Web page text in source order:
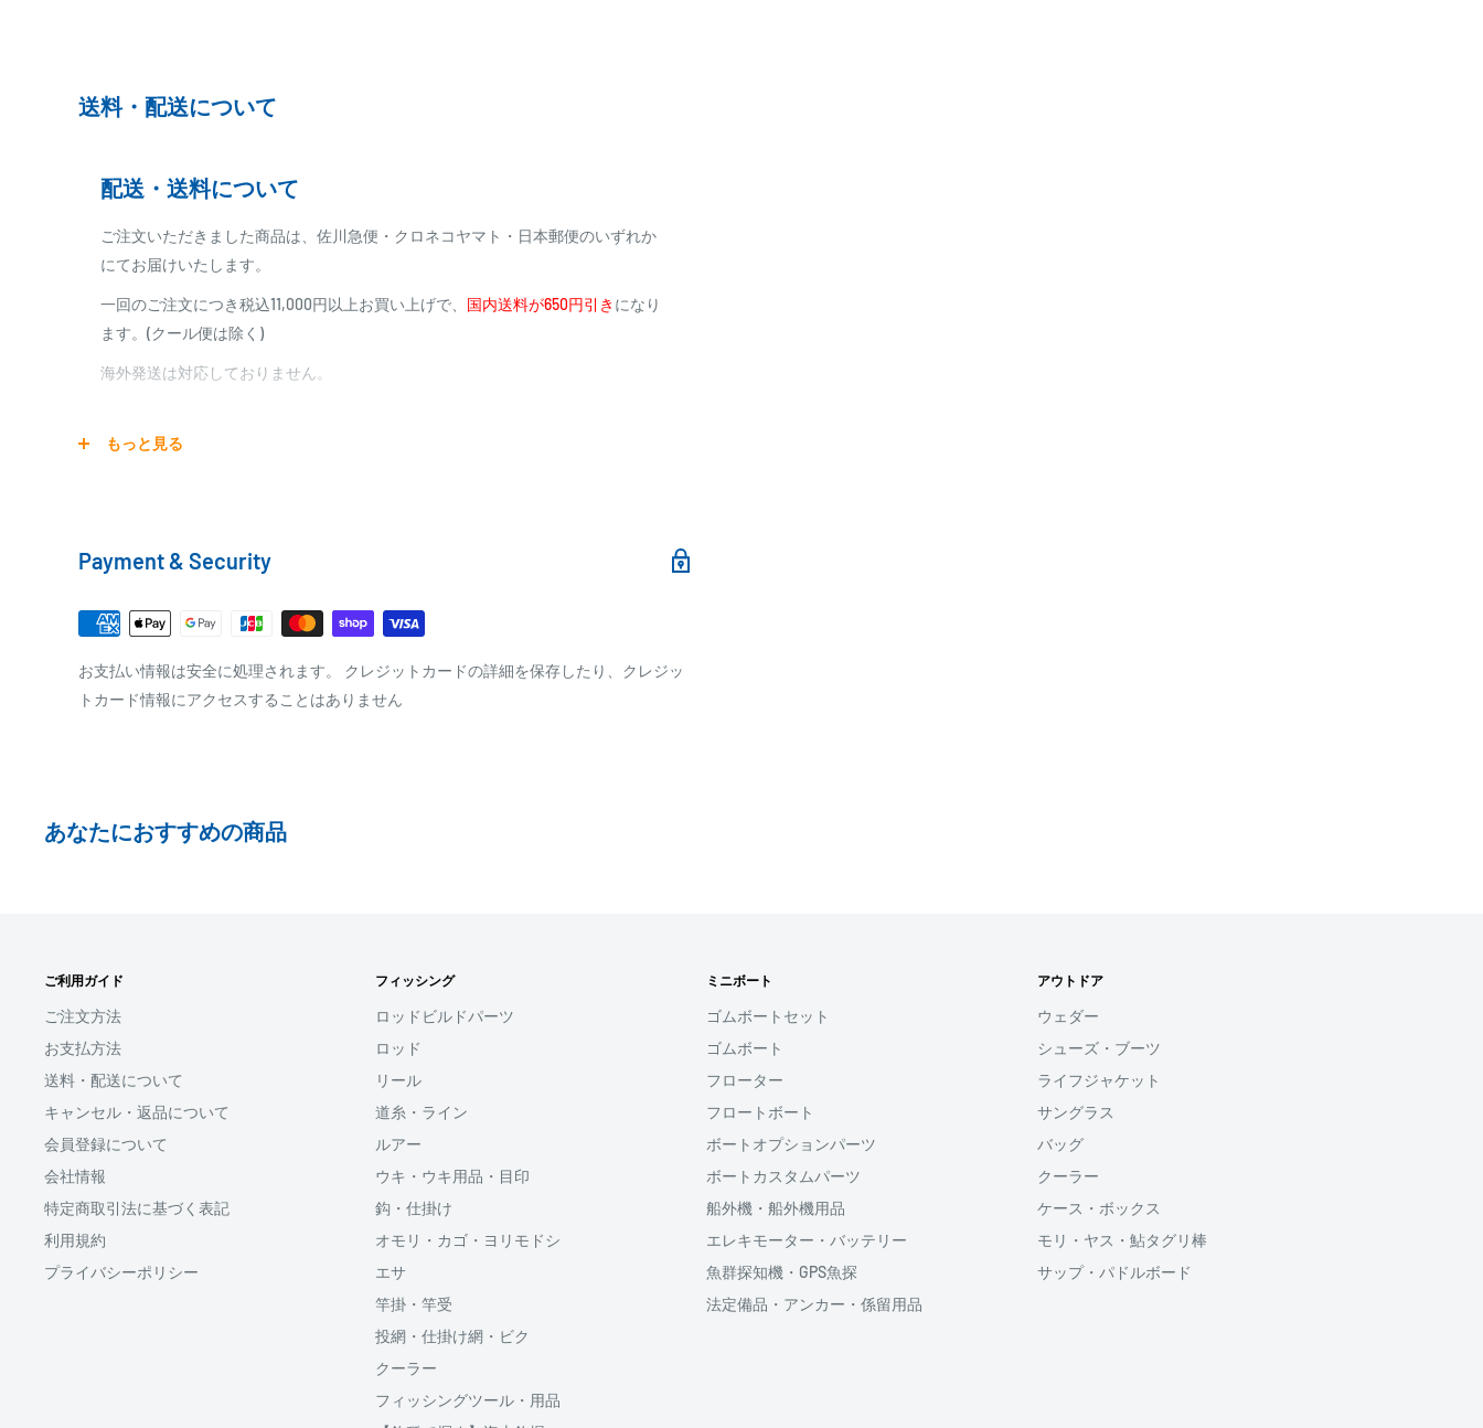
※商品代金に代引手数料(消費税込み)が加算されます
商品合計金額
000,001円～09,999円 330円
0 10,000円～29,999円
30,000円～99,999円
※商品の発送はお客様のご入金を当方で確認後となります
PAYPAY
PayPay株式会社が提供するキャッシュレス決済サービスです。
お支払い時、PayPayの残高不足にてお支払いが行われなかった場合、再度お支
払い手続きをいただきますようお願いいたします。
スマートフォン・タブレットを使ってご注文の方にご利用頂けるサービスとなり
ます。
Shop Payにてメールアドレスと携帯電話番号を登録すると、次回購入時にメール
アドレスと携帯電話番号宛てに送られる6桁のショップペイコード(SMS認証)を入
力するだけで、配送先やクレジットカード情報を再度入力することなく、簡単に
支払いができます。
「ApplePay・GooglePay・各クレジットカード」がご利用頂けます。
分割払いは、株式会社オリエントコーポレーションが提供しております、
OricoWebクレジットをご利用頂けます。
ご購入金額が30,000円以上からご利用対象となります。
送料・配送について
配送・送料について
ご注文いただきました商品は、佐川急便・クロネコヤマト・日本郵便のいずれか
にてお届けいたします。
一回のご注文につき税込11,000円以上お買い上げで、 国内送料が650円引き になり
ます。(クール便は除く)
海外発送は対応しておりません。
宅配便
梱包サイズが160cm以内となります
全重量が30kg以内となります
ご注文内容によっては、2便に分けさせて頂く場合がございます
在庫がございましたら7営業日以内にお届けいたします
商品の出荷が遅れる場合はメールでご連絡致します
もっと見る
Payment & Security
お支払い情報は安全に処理されます。 クレジットカードの詳細を保存したり、クレジッ
トカード情報にアクセスすることはありません
あなたにおすすめの商品
ご利用ガイド
ご注文方法
お支払方法
送料・配送について
キャンセル・返品について
会員登録について
会社情報
特定商取引法に基づく表記
利用規約
プライバシーポリシー
フィッシング
ロッドビルドパーツ
ロッド
リール
道糸・ライン
ルアー
ウキ・ウキ用品・目印
鈎・仕掛け
オモリ・カゴ・ヨリモドシ
エサ
竿掛・竿受
投網・仕掛け網・ビク
クーラー
フィッシングツール・用品
ミニボート
ゴムボートセット
ゴムボート
フローター
フロートボート
ボートオプションパーツ
ボートカスタムパーツ
船外機・船外機用品
エレキモーター・バッテリー
魚群探知機・GPS魚探
法定備品・アンカー・係留用品
アウトドア
ウェダー
シューズ・ブーツ
ライフジャケット
サングラス
バッグ
クーラー
ケース・ボックス
モリ・ヤス・鮎タグリ棒
サップ・パドルボード